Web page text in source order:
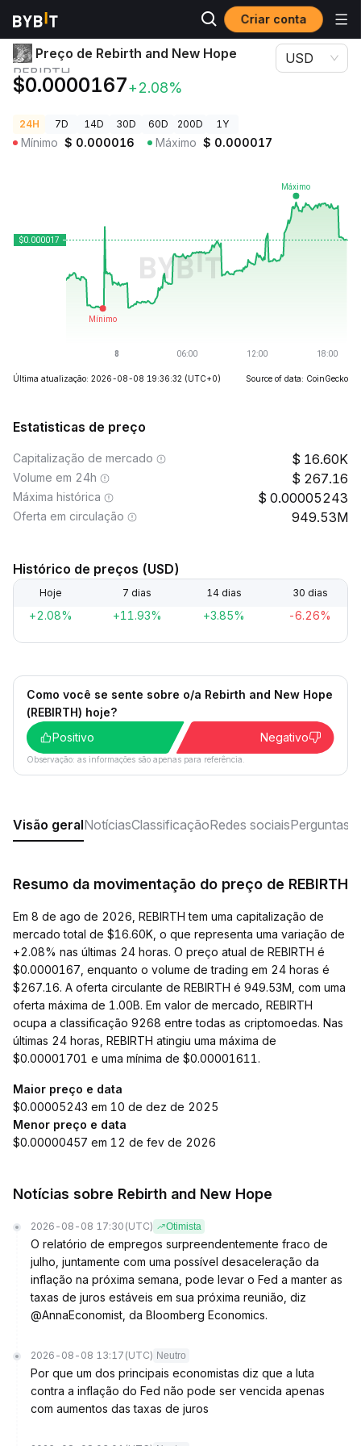
Criar conta
Preços de Criptomoedas Preço de Rebirth and New Hope REBIRTH
Preço de Rebirth and New Hope
REBIRTH
$0.0000167+2.08%
USD
24H 7D 14D 30D 60D 200D 1Y
Mínimo $ 0.000016 Máximo $ 0.000017
Última atualização: 2026-08-08 19:36:32 (UTC+0) Source of data: CoinGecko
Estatisticas de preço
Capitalização de mercado 16.60K
Volume em 24h 267.16
Máxima histórica 0.00005243
Oferta em circulação 949.53M
Histórico de preços (USD)
Hoje 7 dias 14 dias 30 dias
+2.08% +11.93% +3.85% -6.26%
Como você se sente sobre o/a Rebirth and New Hope
(REBIRTH) hoje?
Positivo
Negativo
Observação: as informações são apenas para referência.
Visão geralNotíciasClassificaçãoRedes sociaisPerguntas
Resumo da movimentação do preço de REBIRTH
Em 8 de ago de 2026, REBIRTH tem uma capitalização de
mercado total de $16.60K, o que representa uma variação de
+2.08% nas últimas 24 horas. O preço atual de REBIRTH é
$0.0000167, enquanto o volume de trading em 24 horas é
$267.16. A oferta circulante de REBIRTH é 949.53M, com uma
oferta máxima de 1.00B. Em valor de mercado, REBIRTH
ocupa a classificação 9268 entre todas as criptomoedas. Nas
últimas 24 horas, REBIRTH atingiu uma máxima de
$0.00001701 e uma mínima de $0.00001611.
Maior preço e data
$0.00005243 em 10 de dez de 2025
Menor preço e data
$0.00000457 em 12 de fev de 2026
Notícias sobre Rebirth and New Hope
2026-08-08 17:30 (UTC) Otimista
O relatório de empregos surpreendentemente fraco de
julho, juntamente com uma possível desaceleração da
inflação na próxima semana, pode levar o Fed a manter as
taxas de juros estáveis em sua próxima reunião, diz
@AnnaEconomist, da Bloomberg Economics.
2026-08-08 13:17 (UTC) Neutro
Por que um dos principais economistas diz que a luta
contra a inflação do Fed não pode ser vencida apenas
com aumentos das taxas de juros